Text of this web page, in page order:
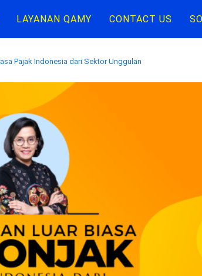
LAYANAN QAMY CONTACT US
Pajak Indonesia dari Sektor Unggulan